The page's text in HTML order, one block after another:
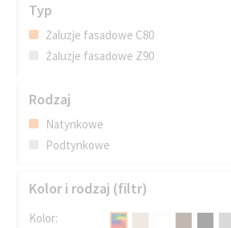
Typ
Żaluzje fasadowe C80
Żaluzje fasadowe Z90
Rodzaj
Natynkowe
Podtynkowe
Kolor i rodzaj (filtr)
Kolor: